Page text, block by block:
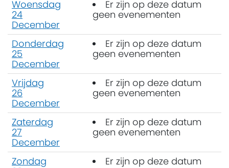
Woensdag
24
December
Er zijn op deze datum
geen evenementen
Donderdag
25
December
Er zijn op deze datum
geen evenementen
Vrijdag
26
December
Er zijn op deze datum
geen evenementen
Zaterdag
27
December
Er zijn op deze datum
geen evenementen
Zondag
Er zijn op deze datum